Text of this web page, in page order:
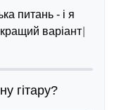
питань - і я
варіант
гітару?